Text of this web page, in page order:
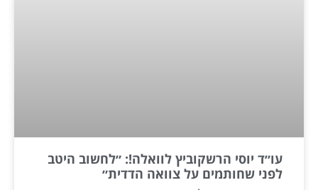
עו״ד יוסי הרשקוביץ לוואלה!: ״לחשוב היטב
לפני שחותמים על צוואה הדדית״